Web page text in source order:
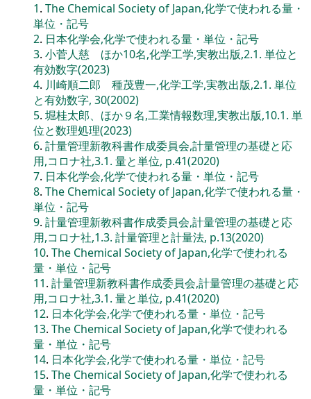
1. The Chemical Society of Japan,化学で使われる量・
単位・記号
2. 日本化学会,化学で使われる量・単位・記号
3. 小菅人慈 ほか10名,化学工学,実教出版,2.1. 単位と
有効数字(2023)
4. 川崎順二郎 種茂豊一,化学工学,実教出版,2.1. 単位
と有効数字, 30(2002)
5. 堀桂太郎、ほか９名,工業情報数理,実教出版,10.1. 単
位と数理処理(2023)
6. 計量管理新教科書作成委員会,計量管理の基礎と応
用,コロナ社,3.1. 量と単位, p.41(2020)
7. 日本化学会,化学で使われる量・単位・記号
8. The Chemical Society of Japan,化学で使われる量・
単位・記号
9. 計量管理新教科書作成委員会,計量管理の基礎と応
用,コロナ社,1.3. 計量管理と計量法, p.13(2020)
10. The Chemical Society of Japan,化学で使われる
量・単位・記号
11. 計量管理新教科書作成委員会,計量管理の基礎と応
用,コロナ社,3.1. 量と単位, p.41(2020)
12. 日本化学会,化学で使われる量・単位・記号
13. The Chemical Society of Japan,化学で使われる
量・単位・記号
14. 日本化学会,化学で使われる量・単位・記号
15. The Chemical Society of Japan,化学で使われる
量・単位・記号